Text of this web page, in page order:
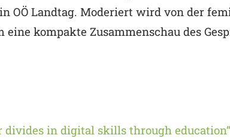
OÖ Landtag. Moderiert wird von der
kompakte Zusammenschau des
divides in digital skills through education“